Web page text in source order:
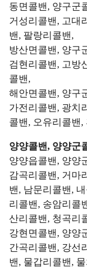
동면콜밴, 양구군
거성리콜밴, 고대
밴, 팔랑리콜밴,
방산면콜밴, 양구
검현리콜밴, 고방
콜밴,
해안면콜밴, 양구
가전리콜밴, 광치
콜밴, 오유리콜밴,
양양콜밴, 양양군
양양읍콜밴, 양양
감곡리콜밴, 거마
밴, 남문리콜밴,
리콜밴, 송암리콜
산리콜밴, 청곡리
강현면콜밴, 양양
간곡리콜밴, 강선
밴, 물갑리콜밴,